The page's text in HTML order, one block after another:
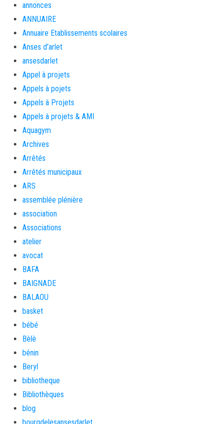
annonces
ANNUAIRE
Annuaire Etablissements scolaires
Anses d'arlet
ansesdarlet
Appel à projets
Appels à pojets
Appels à Projets
Appels à projets & AMI
Aquagym
Archives
Arrêtés
Arrêtés municipaux
ARS
assemblée plénière
association
Associations
atelier
avocat
BAFA
BAIGNADE
BALAOU
basket
bébé
Bèlè
bénin
Beryl
bibliotheque
Bibliothèques
blog